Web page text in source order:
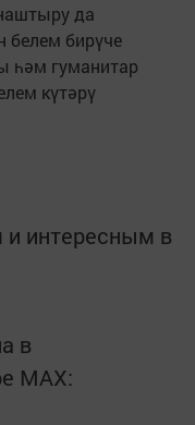
да
белем бирүче
һәм гуманитар
күтәрү
интересным в
в
MАХ: